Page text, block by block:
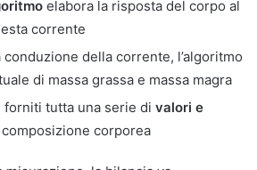
elabora la risposta del corpo al
corrente
conduzione della corrente, l’algoritmo
di massa grassa e massa magra
forniti tutta una serie di valori e
corporea